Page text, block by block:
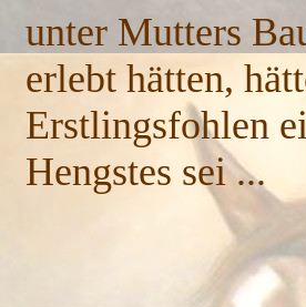
unter Mutters
erlebt hätten,
Erstlingsfohlen
Hengstes sei ...